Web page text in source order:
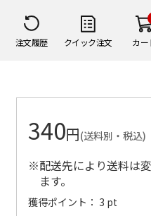
注文履歴 クイック注文 カー
340円(送料別・税込)
※配送先により送料は
ます。
獲得ポイント： 3 pt